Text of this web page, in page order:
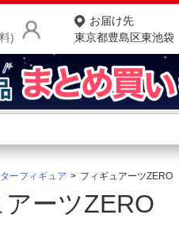
)
お届け先
東京都豊島区東池袋
ランキングからさがす
カテゴリ一覧からさがす
ーフィギュア フィギュアーツZERO
アーツZERO